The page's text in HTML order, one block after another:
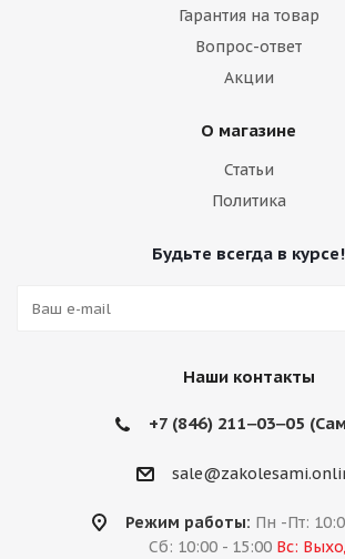
Гарантия на товар
Вопрос-ответ
Акции
О магазине
Статьи
Политика
Будьте всегда в курсе!
Наши контакты
+7 (846) 211‒03‒05
Режим работы: Пн -Пт:
Сб: 10:00 - 15:00 Вс: